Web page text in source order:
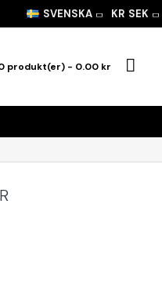
SVENSKA KR SEK
produkt(er) - 0.00 kr